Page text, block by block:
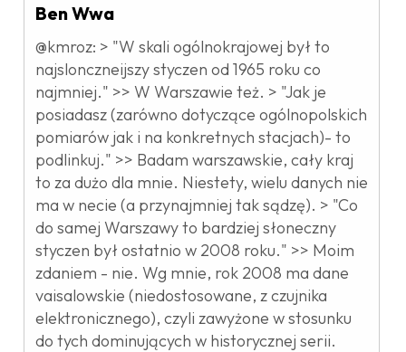
Ben Wwa
@kmroz: > "W skali ogólnokrajowej był to
najslonczneijszy styczen od 1965 roku co
najmniej." >> W Warszawie też. > "Jak je
posiadasz (zarówno dotyczące ogólnopolskich
pomiarów jak i na konkretnych stacjach)- to
podlinkuj." >> Badam warszawskie, cały kraj
to za dużo dla mnie. Niestety, wielu danych nie
ma w necie (a przynajmniej tak sądzę). > "Co
do samej Warszawy to bardziej słoneczny
styczen był ostatnio w 2008 roku." >> Moim
zdaniem - nie. Wg mnie, rok 2008 ma dane
vaisalowskie (niedostosowane, z czujnika
elektronicznego), czyli zawyżone w stosunku
do tych dominujących w historycznej serii.